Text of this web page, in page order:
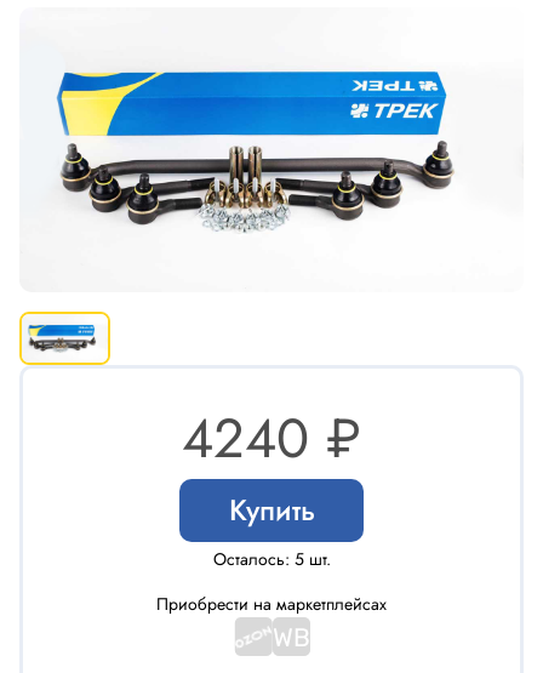
4240 ₽
Купить
Осталось: 5 шт.
Приобрести на маркетплейсах